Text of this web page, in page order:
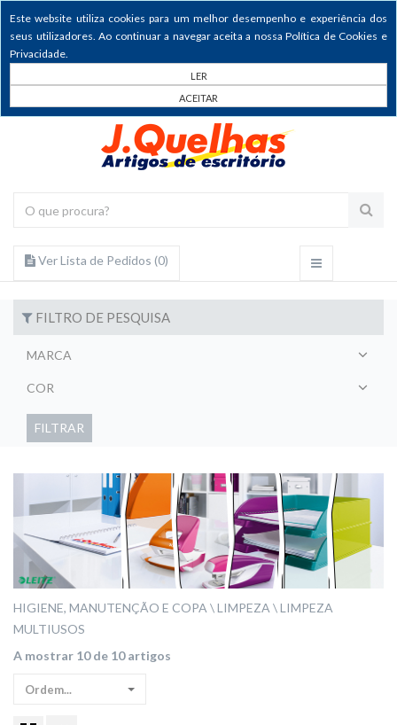
Este website utiliza cookies para um melhor desempenho e experiência dos
seus utilizadores. Ao continuar a navegar aceita a nossa Política de Cookies e
Privacidade.
LER
ACEITAR
Ver Lista de Pedidos (0)
FILTRO DE PESQUISA
MARCA
COR
FILTRAR
HIGIENE, MANUTENÇÃO E COPA LIMPEZA
LIMPEZA
MULTIUSOS
A mostrar 10 de 10 artigos
Ordem...